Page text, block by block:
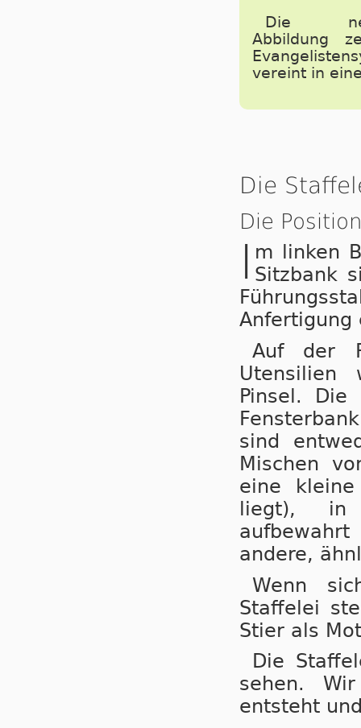
Die
Abbildung
vereint in
Die
Die
I m linken
Sitzbank
Anfertigung
Auf der
Utensilien
Pinsel.
sind
Mischen
eine
liegt), in
andere,
Wenn
Staffelei
Stier als
Die
sehen.
entsteht